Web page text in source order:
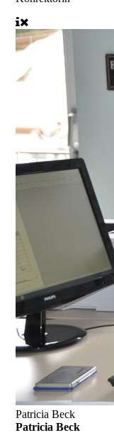
Patricia Beck
Patricia Beck